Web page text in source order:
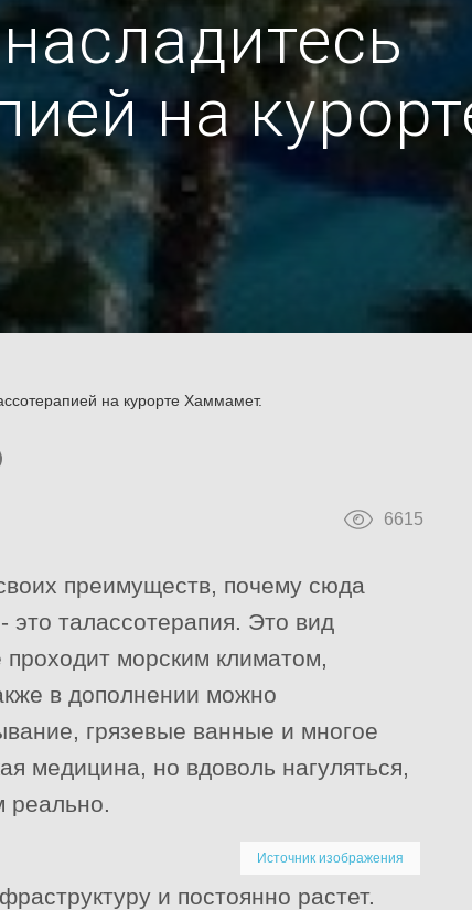
на
на курорте Хаммамет.
6615
преимуществ, почему сюда
талассотерапия. Это вид
морским климатом,
в дополнении можно
грязевые ванные и многое
медицина, но вдоволь нагуляться,
реально.
Источник изображения
и постоянно растет.